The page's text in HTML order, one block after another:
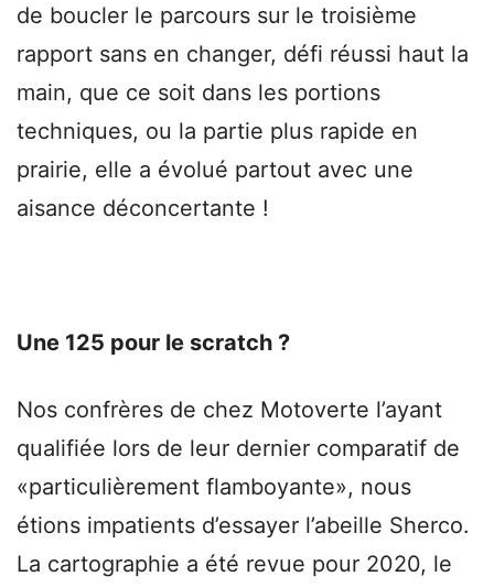
de boucler le parcours sur le troisième
rapport sans en changer, défi réussi haut la
main, que ce soit dans les portions
techniques, ou la partie plus rapide en
prairie, elle a évolué partout avec une
aisance déconcertante !
Une 125 pour le scratch ?
Nos confrères de chez Motoverte l’ayant
qualifiée lors de leur dernier comparatif de
«particulièrement flamboyante», nous
étions impatients d’essayer l’abeille Sherco.
La cartographie a été revue pour 2020, le